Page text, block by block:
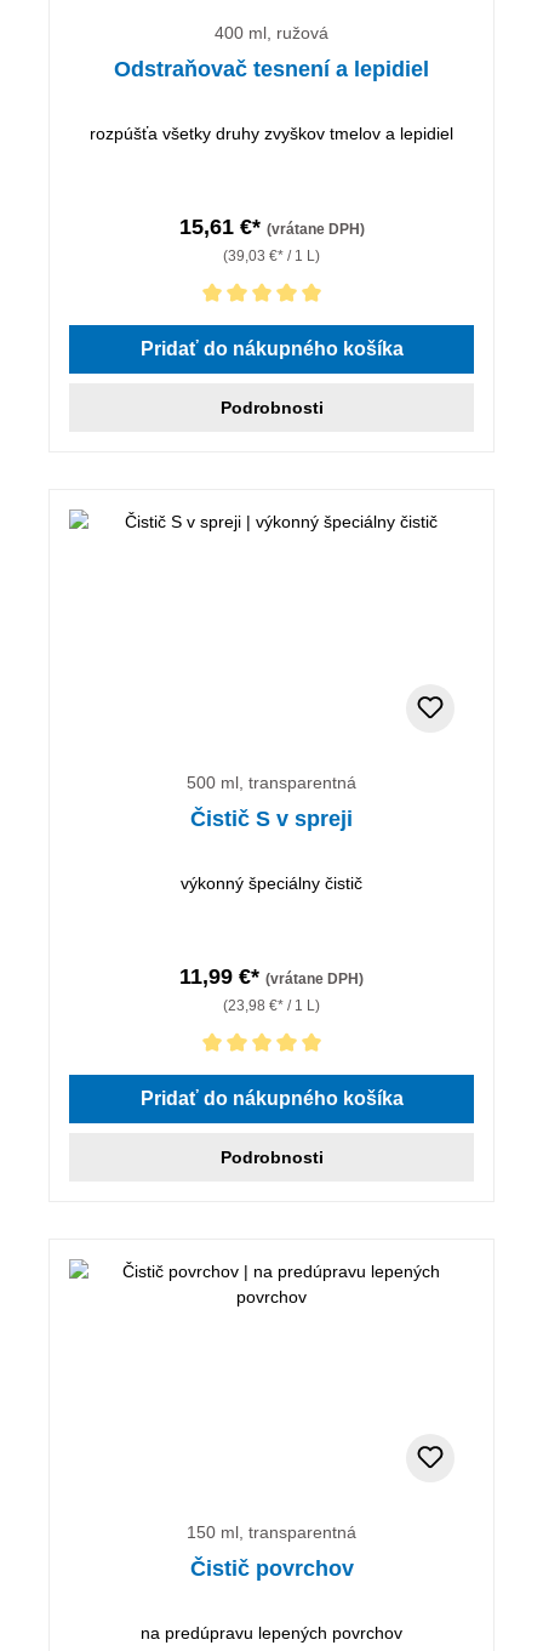
400 ml, ružová
Odstraňovač tesnení a lepidiel
rozpúšťa všetky druhy zvyškov tmelov a lepidiel
15,61 €* (vrátane DPH)
(39,03 €* / 1 L)
Priemerné hodnotenie 5 z 5 hviezdičiek
Pridať do nákupného košíka
Podrobnosti
500 ml, transparentná
Čistič S v spreji
výkonný špeciálny čistič
11,99 €* (vrátane DPH)
(23,98 €* / 1 L)
Priemerné hodnotenie 5 z 5 hviezdičiek
Pridať do nákupného košíka
Podrobnosti
150 ml, transparentná
Čistič povrchov
na predúpravu lepených povrchov